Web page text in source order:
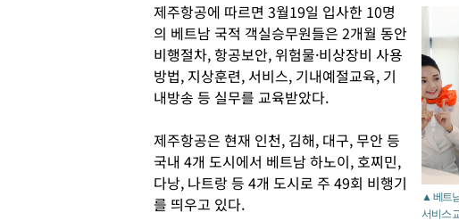
▲ 베트
서비스
제주항공에 따르면 3월19일 입사한 10명
의 베트남 국적 객실승무원들은 2개월 동안
비행절차, 항공보안, 위험물·비상장비 사용
방법, 지상훈련, 서비스, 기내예절교육, 기
내방송 등 실무를 교육받았다.
제주항공은 현재 인천, 김해, 대구, 무안 등
국내 4개 도시에서 베트남 하노이, 호찌민,
다낭, 나트랑 등 4개 도시로 주 49회 비행기
를 띄우고 있다.